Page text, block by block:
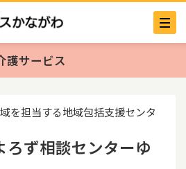
護サービス
を担当する地域包括支援センタ
ろず相談センターゆ